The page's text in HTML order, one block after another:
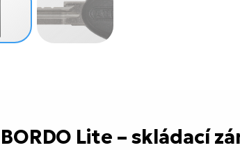
Lite – skládací